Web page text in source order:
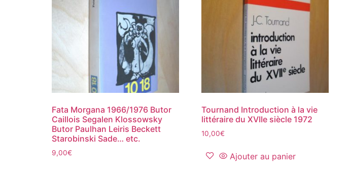
Fata Morgana 1966/1976 Butor
Caillois Segalen Klossowsky
Butor Paulhan Leiris Beckett
Starobinski Sade… etc.
9,00€
Tournand Introduction à la vie
littéraire du XVIIe siècle 1972
10,00€
Ajouter au panier